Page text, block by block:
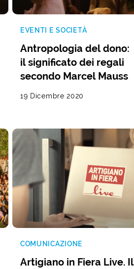
EVENTI E SOCIETÀ
Antropologia del dono:
il significato dei regali
secondo Marcel Mauss
19 Dicembre 2020
COMUNICAZIONE
Artigiano in Fiera Live. Il